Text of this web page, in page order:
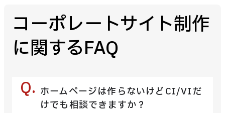
コーポレートサイト制作
に関するFAQ
ホームページは作らないけどCI/VIだ
けでも相談できますか？